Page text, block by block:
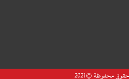
محفوظة © 2021